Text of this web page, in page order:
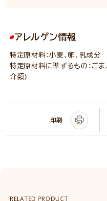
アレルゲン情報
特定原材料：小麦、卵、乳成分
特定原材料に準ずるもの：ごま
介類)
印刷
RELATED PRODUCT